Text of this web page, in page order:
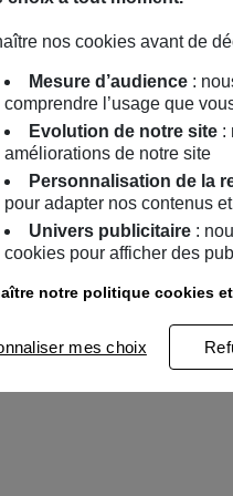
nos cookies avant de
Mesure d’audience :
comprendre l’usage que
Evolution de notre site :
améliorations de notre site
Personnalisation de la
pour adapter nos contenus
Univers publicitaire :
cookies pour afficher des
notre politique cookies
mes choix